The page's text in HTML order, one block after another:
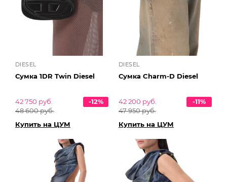
DIESEL
Сумка 1DR Twin Diesel
42 750 руб.
48 600 руб.
-12%
Купить на ЦУМ
DIESEL
Сумка Charm-D Diesel
42 200 руб.
47 950 руб.
-11%
Купить на ЦУМ